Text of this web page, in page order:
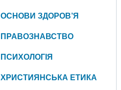
ОСНОВИ ЗДОРОВ’Я
ПРАВОЗНАВСТВО
ПСИХОЛОГІЯ
ХРИСТИЯНСЬКА ЕТИКА